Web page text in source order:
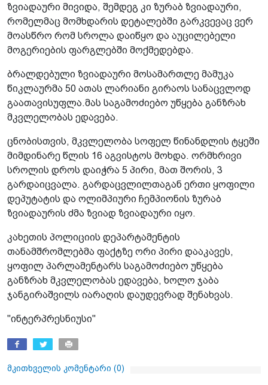
ზვიადაური მივიდა, შემდეგ კი ზურაბ ზვიადაური,
რომელმაც მომხდარის დეტალებში გარკვევაც ვერ
მოასწრო რომ სროლა დაიწყო და აუცილებელი
მოგერიების ფარგლებში მოქმედებდა.
ბრალდებული ზვიადაური მოსამართლე მამუკა
წიკლაურმა 50 ათას ლარიანი გირაოს სანაცვლოდ
გაათავისუფლა.მას საგამოძიებო უწყება განზრახ
მკვლელობას ედავება.
ცნობისთვის, მკვლელობა სოფელ წინანდლის ტყეში
მიმდინარე წლის 16 აგვისტოს მოხდა. ორმხრივი
სროლის დროს დაიჭრა 5 პირი, მათ შორის, 3
გარდაიცვალა. გარდაცვლილთაგან ერთი ყოფილი
დეპუტატის და ოლიმპიური ჩემპიონის ზურაბ
ზვიადაურის ძმა ზვიად ზვიადაური იყო.
კახეთის პოლიციის დეპარტამენტის
თანამშრომლებმა ფაქტზე ორი პირი დააკავეს,
ყოფილ პარლამენტარს საგამოძიებო უწყება
განზრახ მკვლელობას ედავება, ხოლო ჯაბა
ჯანგირაშვილს იარაღის დაუდევრად შენახვას.
"ინტერპრესნიუსი"
მკითხველის კომენტარი (0)